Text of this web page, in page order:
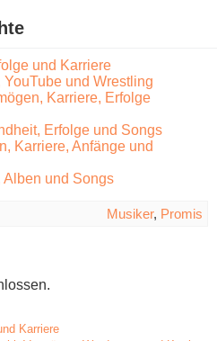
und Karriere
und Wrestling
Karriere, Erfolge
Erfolge und Songs
Karriere, Anfänge und
Alben und Songs
Musiker, Promis
Karriere